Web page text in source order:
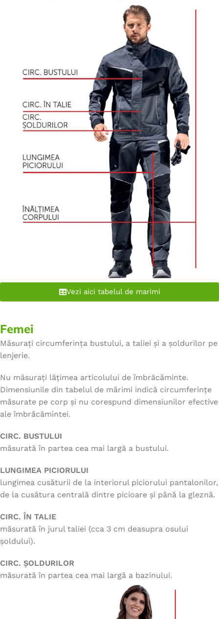
Vezi aici tabelul de marimi
Femei
Măsurați circumferința bustului, a taliei și a șoldurilor pe
lenjerie.
Nu măsurați lățimea articolului de îmbrăcăminte.
Dimensiunile din tabelul de mărimi indică circumferințe
măsurate pe corp și nu corespund dimensiunilor efective
ale îmbrăcămintei.
CIRC. BUSTULUI
măsurată în partea cea mai largă a bustului.
LUNGIMEA PICIORULUI
lungimea cusăturii de la interiorul piciorului pantalonilor,
de la cusătura centrală dintre picioare și până la gleznă.
CIRC. ÎN TALIE
măsurată în jurul taliei (cca 3 cm deasupra osului
șoldului).
CIRC. ȘOLDURILOR
măsurată în partea cea mai largă a bazinului.